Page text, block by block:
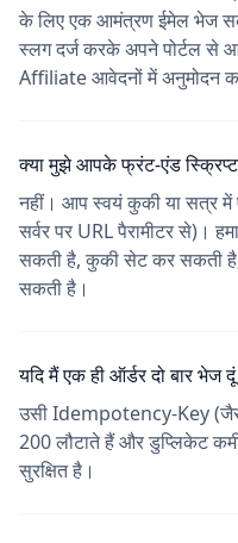
के लिए एक आमंत्रण ईमेल भेज
स्लग दर्ज करके अपने पोर्टल
Affiliate आवेदनों में अनुमोदन
क्या मुझे आपके फ्रंट-एंड स्क्रिप्ट
नहीं। आप स्वयं कुकी या सत्र
सर्वर पर URL पैरामीटर से)।
सकती है, कुकी सेट कर सकती
सकती है।
यदि मैं एक ही ऑर्डर दो बार भेज दूं
उसी Idempotency-Key
200 लौटाते हैं और डुप्लिकेट
सुरक्षित है।